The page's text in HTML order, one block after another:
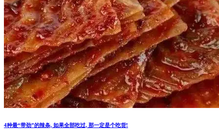
4种最“带劲”的辣条, 如果全部吃过, 那一定是个吃货!